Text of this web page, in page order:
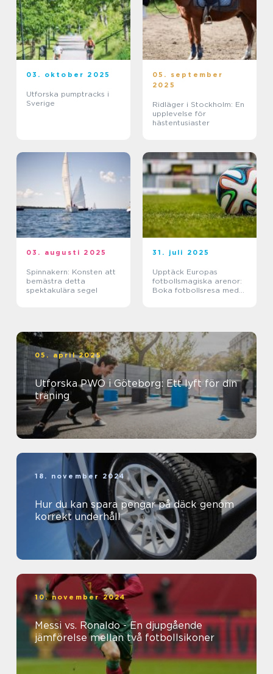
03. oktober 2025
Utforska pumptracks i
Sverige
05. september
2025
Ridläger i Stockholm: En
upplevelse för
hästentusiaster
03. augusti 2025
Spinnakern: Konsten att
bemästra detta
spektakulära segel
31. juli 2025
Upptäck Europas
fotbollsmagiska arenor:
Boka fotbollsresa med
05. april 2025
Utforska PWO i Göteborg: Ett lyft för din
träning
18. november 2024
Hur du kan spara pengar på däck genom
korrekt underhåll
10. november 2024
Messi vs. Ronaldo - En djupgående
jämförelse mellan två fotbollsikoner